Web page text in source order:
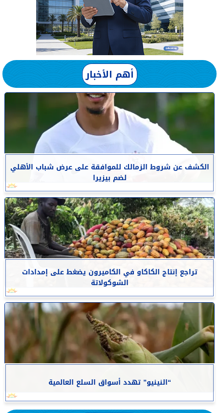
أهم الأخبار
الكشف عن شروط الزمالك للموافقة على عرض شباب الأهلي
لضم بيزيرا
تراجع إنتاج الكاكاو في الكاميرون يضغط على إمدادات
الشوكولاتة
“النينيو” تهدد أسواق السلع العالمية